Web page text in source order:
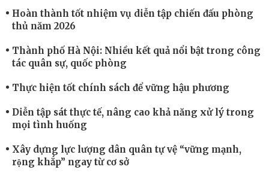
Hoàn thành tốt nhiệm vụ diễn tập chiến đấu phòng
thủ năm 2026
Thành phố Hà Nội: Nhiều kết quả nổi bật trong công
tác quân sự, quốc phòng
Thực hiện tốt chính sách để vững hậu phương
Diễn tập sát thực tế, nâng cao khả năng xử lý trong
mọi tình huống
Xây dựng lực lượng dân quân tự vệ “vững mạnh,
rộng khắp” ngay từ cơ sở